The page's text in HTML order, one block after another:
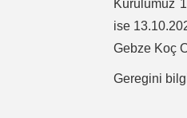
Kurulumuz
ise
Gebze Koç
Geregini